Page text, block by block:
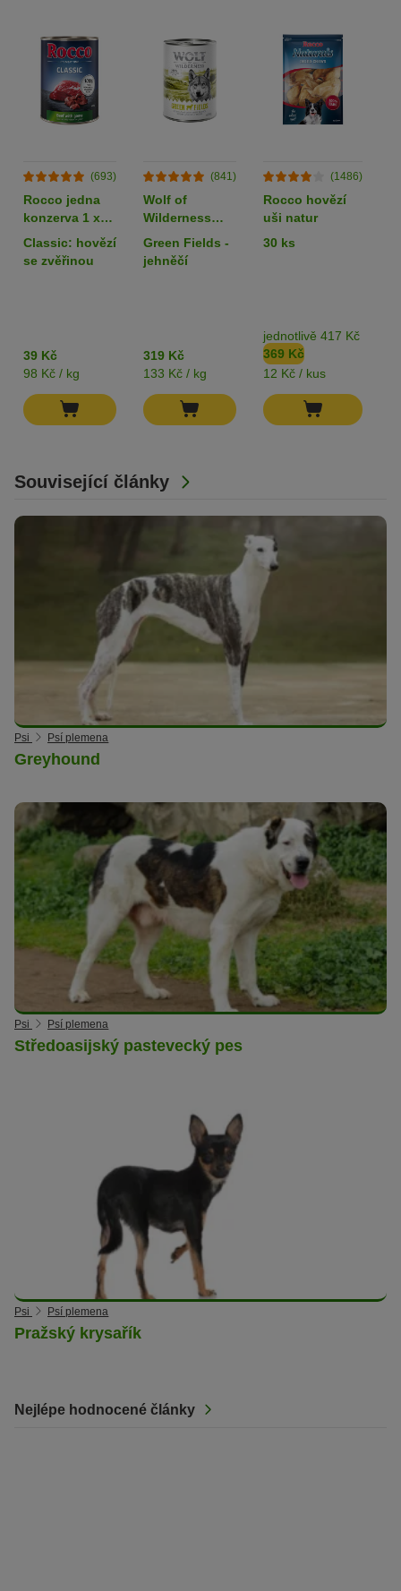
Související články
Psi Psí plemena
Greyhound
Psi Psí plemena
Středoasijský pastevecký pes
Psi Psí plemena
Pražský krysařík
(693)
Rocco jedna
konzerva 1 x
400 g
Classic: hovězí
se zvěřinou
39 Kč
98 Kč / kg
(841)
Wolf of
Wilderness
Adult 6 x 400 g
- single protein
Green Fields -
jehněčí
319 Kč
133 Kč / kg
(1486)
Rocco hovězí
uši natur
30 ks
jednotlivě 417 Kč
369 Kč
12 Kč / kus
Nejlépe hodnocené články